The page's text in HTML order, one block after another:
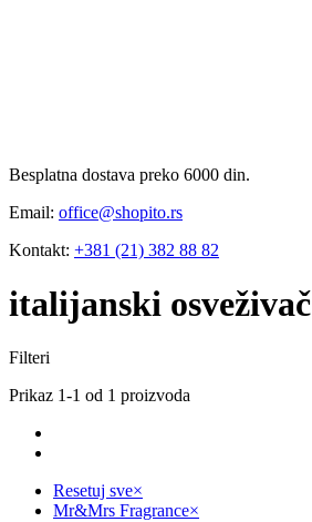
Besplatna dostava preko 6000 din.
Email: office@shopito.rs
Kontakt: +381 (21) 382 88 82
italijanski osveživač
Filteri
Prikaz 1-1 od 1 proizvoda
Resetuj sve×
Mr&Mrs Fragrance×